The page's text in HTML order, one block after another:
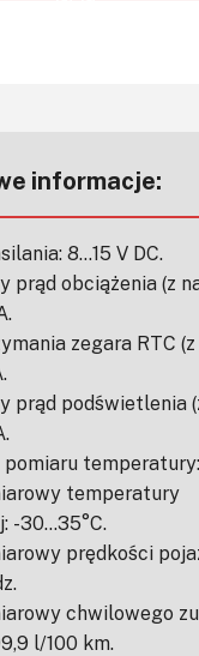
informacje:
8…15 V DC.
prąd obciążenia (z
zegara RTC
prąd podświetlenia
pomiaru temperatury:
temperatury
-30…35°C.
prędkości
chwilowego
l/100 km.